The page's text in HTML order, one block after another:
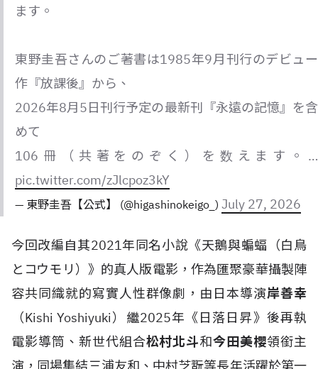
ます。
東野圭吾さんのご著書は1985年9月刊行のデビュー
作『放課後』から、
2026年8月5日刊行予定の最新刊『永遠の記憶』を含
めて
106冊（共著をのぞく）を数えます。…
pic.twitter.com/zJlcpoz3kY
— 東野圭吾【公式】 (@higashinokeigo_) July 27, 2026
今回改編自其2021年同名小說《天鵝與蝙蝠（白鳥
とコウモリ）》的真人版電影，作為匯聚豪華攝製陣
容共同織就的寫實人性群像劇，由日本導演岸善幸
（Kishi Yoshiyuki）繼2025年《日落日昇》後再執
電影導筒、新世代組合松村北斗和今田美櫻領銜主